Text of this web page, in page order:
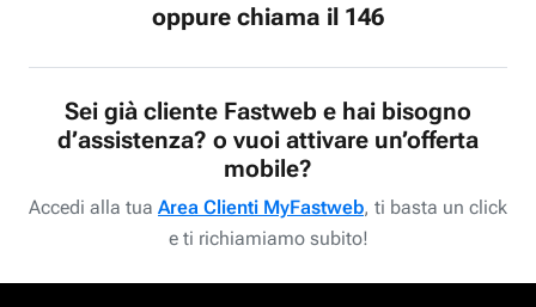
oppure chiama il 146
Sei già cliente Fastweb e hai bisogno
d’assistenza? o vuoi attivare un’offerta
mobile?
Accedi alla tua Area Clienti MyFastweb, ti basta un click
e ti richiamiamo subito!